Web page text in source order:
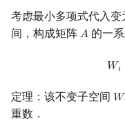
Stern–Brocot 树与
二次域
考虑最小多项式代入变
间，构成矩阵 𝐴
A 的一
𝑊𝑖
定理：该不变子空间 𝑊
Wi
重数．